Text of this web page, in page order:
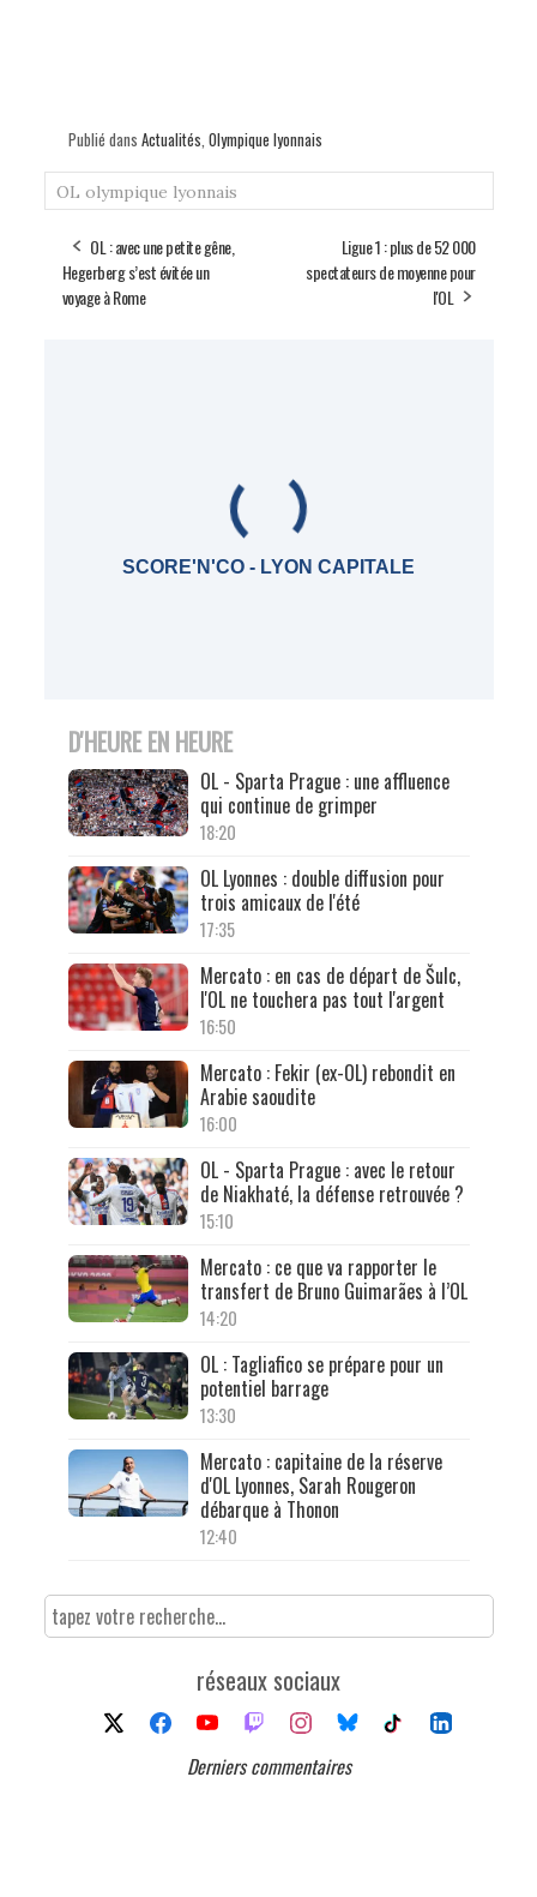
Publié dans Actualités Olympique lyonnais
OL olympique lyonnais
OL : avec une petite gêne,
Hegerberg s’est évitée un
voyage à Rome
Ligue 1 : plus de 52 000
spectateurs de moyenne pour
l'OL
SCORE'N'CO - LYON CAPITALE
D'HEURE EN HEURE
OL - Sparta Prague : une affluence
qui continue de grimper
18:20
OL Lyonnes : double diffusion pour
trois amicaux de l'été
17:35
Mercato : en cas de départ de Šulc,
l'OL ne touchera pas tout l'argent
16:50
Mercato : Fekir (ex-OL) rebondit en
Arabie saoudite
16:00
OL - Sparta Prague : avec le retour
de Niakhaté, la défense retrouvée ?
15:10
Mercato : ce que va rapporter le
transfert de Bruno Guimarães à l’OL
14:20
OL : Tagliafico se prépare pour un
potentiel barrage
13:30
Mercato : capitaine de la réserve
d'OL Lyonnes, Sarah Rougeron
débarque à Thonon
12:40
réseaux sociaux
Derniers commentaires